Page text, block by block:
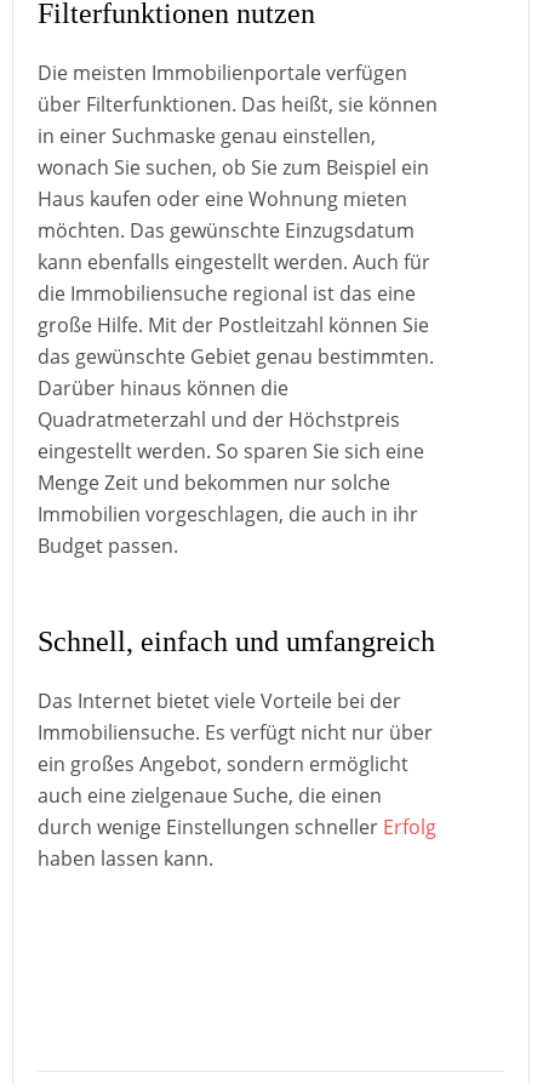
Filterfunktionen nutzen
Die meisten Immobilienportale verfügen
über Filterfunktionen. Das heißt, sie können
in einer Suchmaske genau einstellen,
wonach Sie suchen, ob Sie zum Beispiel ein
Haus kaufen oder eine Wohnung mieten
möchten. Das gewünschte Einzugsdatum
kann ebenfalls eingestellt werden. Auch für
die Immobiliensuche regional ist das eine
große Hilfe. Mit der Postleitzahl können Sie
das gewünschte Gebiet genau bestimmten.
Darüber hinaus können die
Quadratmeterzahl und der Höchstpreis
eingestellt werden. So sparen Sie sich eine
Menge Zeit und bekommen nur solche
Immobilien vorgeschlagen, die auch in ihr
Budget passen.
Schnell, einfach und umfangreich
Das Internet bietet viele Vorteile bei der
Immobiliensuche. Es verfügt nicht nur über
ein großes Angebot, sondern ermöglicht
auch eine zielgenaue Suche, die einen
durch wenige Einstellungen schneller Erfolg
haben lassen kann.